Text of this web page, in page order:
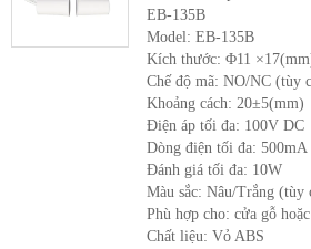
EB-135B
Model: EB-135B
Kích thước: Φ11
Chế độ mã: NO/NC (tùy
Khoảng cách: 20±5(mm)
Điện áp tối đa: 100V DC
Dòng điện tối đa: 500mA
Đánh giá tối đa: 10W
Màu sắc: Nâu/Trắng (tùy
Phù hợp cho: cửa gỗ
Chất liệu: Vỏ ABS